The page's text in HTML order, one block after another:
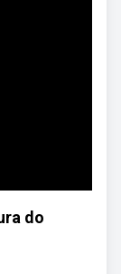
do